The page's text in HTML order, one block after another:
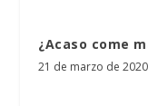
¿Acaso come
21 de marzo de 2020